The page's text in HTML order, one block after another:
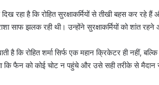
दिख रहा है कि रोहित सुरक्षाकर्मियों से तीखी बहस कर
साफ झलक रही थी। उन्होंने सुरक्षाकर्मियों को शांत
है कि रोहित शर्मा सिर्फ एक महान क्रिकेटर ही नहीं,
कि फैन को कोई चोट न पहुंचे और उसे सही तरीके से मैदान